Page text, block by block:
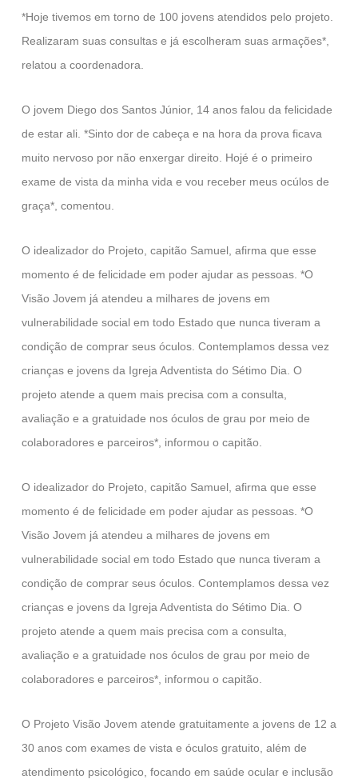
*Hoje tivemos em torno de 100 jovens atendidos pelo projeto.
Realizaram suas consultas e já escolheram suas armações*,
relatou a coordenadora.
O jovem Diego dos Santos Júnior, 14 anos falou da felicidade
de estar ali. *Sinto dor de cabeça e na hora da prova ficava
muito nervoso por não enxergar direito. Hojé é o primeiro
exame de vista da minha vida e vou receber meus ocúlos de
graça*, comentou.
O idealizador do Projeto, capitão Samuel, afirma que esse
momento é de felicidade em poder ajudar as pessoas. *O
Visão Jovem já atendeu a milhares de jovens em
vulnerabilidade social em todo Estado que nunca tiveram a
condição de comprar seus óculos. Contemplamos dessa vez
crianças e jovens da Igreja Adventista do Sétimo Dia. O
projeto atende a quem mais precisa com a consulta,
avaliação e a gratuidade nos óculos de grau por meio de
colaboradores e parceiros*, informou o capitão.
O idealizador do Projeto, capitão Samuel, afirma que esse
momento é de felicidade em poder ajudar as pessoas. *O
Visão Jovem já atendeu a milhares de jovens em
vulnerabilidade social em todo Estado que nunca tiveram a
condição de comprar seus óculos. Contemplamos dessa vez
crianças e jovens da Igreja Adventista do Sétimo Dia. O
projeto atende a quem mais precisa com a consulta,
avaliação e a gratuidade nos óculos de grau por meio de
colaboradores e parceiros*, informou o capitão.
O Projeto Visão Jovem atende gratuitamente a jovens de 12 a
30 anos com exames de vista e óculos gratuito, além de
atendimento psicológico, focando em saúde ocular e inclusão